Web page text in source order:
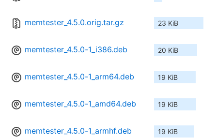
memtester_4.5.0.orig.tar.gz 23 KiB
memtester_4.5.0-1_i386.deb 20 KiB
memtester_4.5.0-1_arm64.deb 19 KiB
memtester_4.5.0-1_amd64.deb 19 KiB
memtester_4.5.0-1_armhf.deb 19 KiB